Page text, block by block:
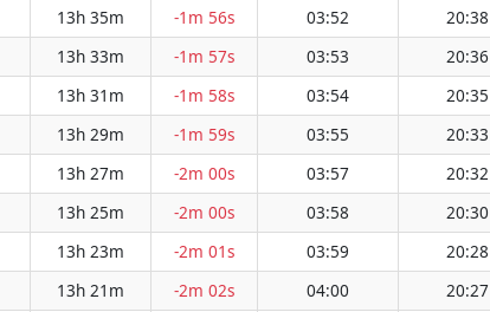
13h 35m -1m 56s 03:52 20:38
13h 33m -1m 57s 03:53 20:36
13h 31m -1m 58s 03:54 20:35
13h 29m -1m 59s 03:55 20:33
13h 27m -2m 00s 03:57 20:32
13h 25m -2m 00s 03:58 20:30
13h 23m -2m 01s 03:59 20:28
13h 21m -2m 02s 04:00 20:27